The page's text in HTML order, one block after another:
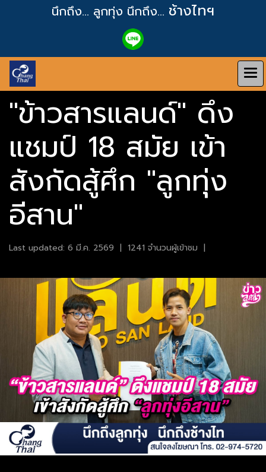
นึกถึง... ลูกทุ่ง นึกถึง... ช้างไทฯ
"ข้าวสารแลนด์" ดึง
แชมป์ 18 สมัย เข้า
สังกัดสู้ศึก "ลูกทุ่ง
อีสาน"
Last updated: 6 มี.ค. 2569 | 1241 จำนวนผู้เข้าชม |